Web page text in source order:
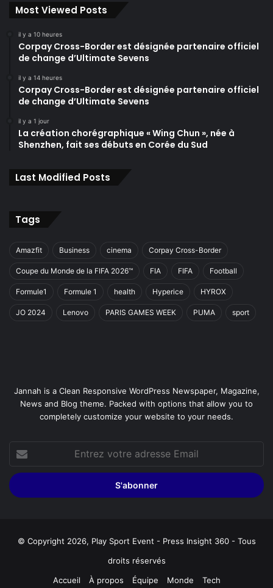
Most Viewed Posts
il y a 10 heures
Corpay Cross-Border est désignée partenaire officiel
de change d’Ultimate Sevens
il y a 14 heures
Corpay Cross-Border est désignée partenaire officiel
de change d’Ultimate Sevens
il y a 1 jour
La création chorégraphique « Wing Chun », née à
Shenzhen, fait ses débuts en Corée du Sud
Last Modified Posts
Tags
Amazfit Business cinema Corpay Cross-Border
Coupe du Monde de la FIFA 2026™ FIA FIFA Football
Formule1 Formule 1 health Hyperice HYROX
JO 2024 Lenovo PARIS GAMES WEEK PUMA sport
Jannah is a Clean Responsive WordPress Newspaper, Magazine,
News and Blog theme. Packed with options that allow you to
completely customize your website to your needs.
votre
adresse
Email
© Copyright 2026, Play Sport Event - Press Insight 360 - Tous
droits réservés
Accueil
À propos Équipe Monde Tech